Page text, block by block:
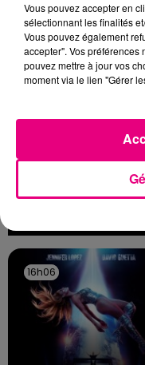
nouvel incendie
vendredi...
23 juillet 2026
VIOLENT
La Haute-
16h06
16h06
Vous pouvez accepter en
sélectionnant les finalités
Vous pouvez également
accepter". Vos préférences
pouvez mettre à jour vos
moment via le lien "Gérer